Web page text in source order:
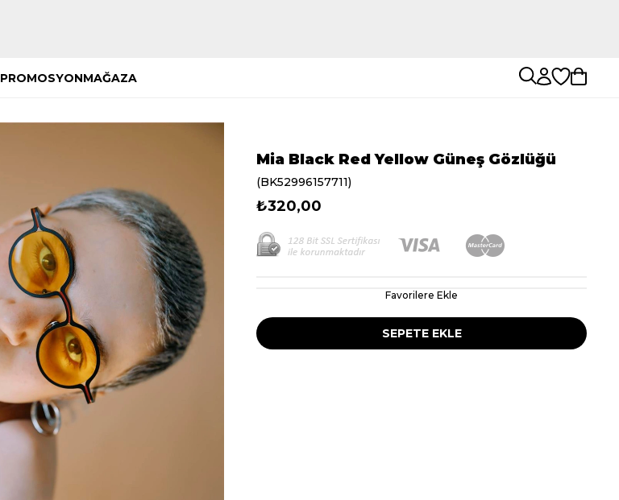
PROMOSYONMAĞAZA
Mia Black Red Yellow Güneş Gözlüğü
(BK52996157711)
₺320,00
Favorilere Ekle